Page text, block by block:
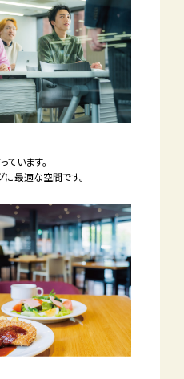
います。
に最適な空間です。